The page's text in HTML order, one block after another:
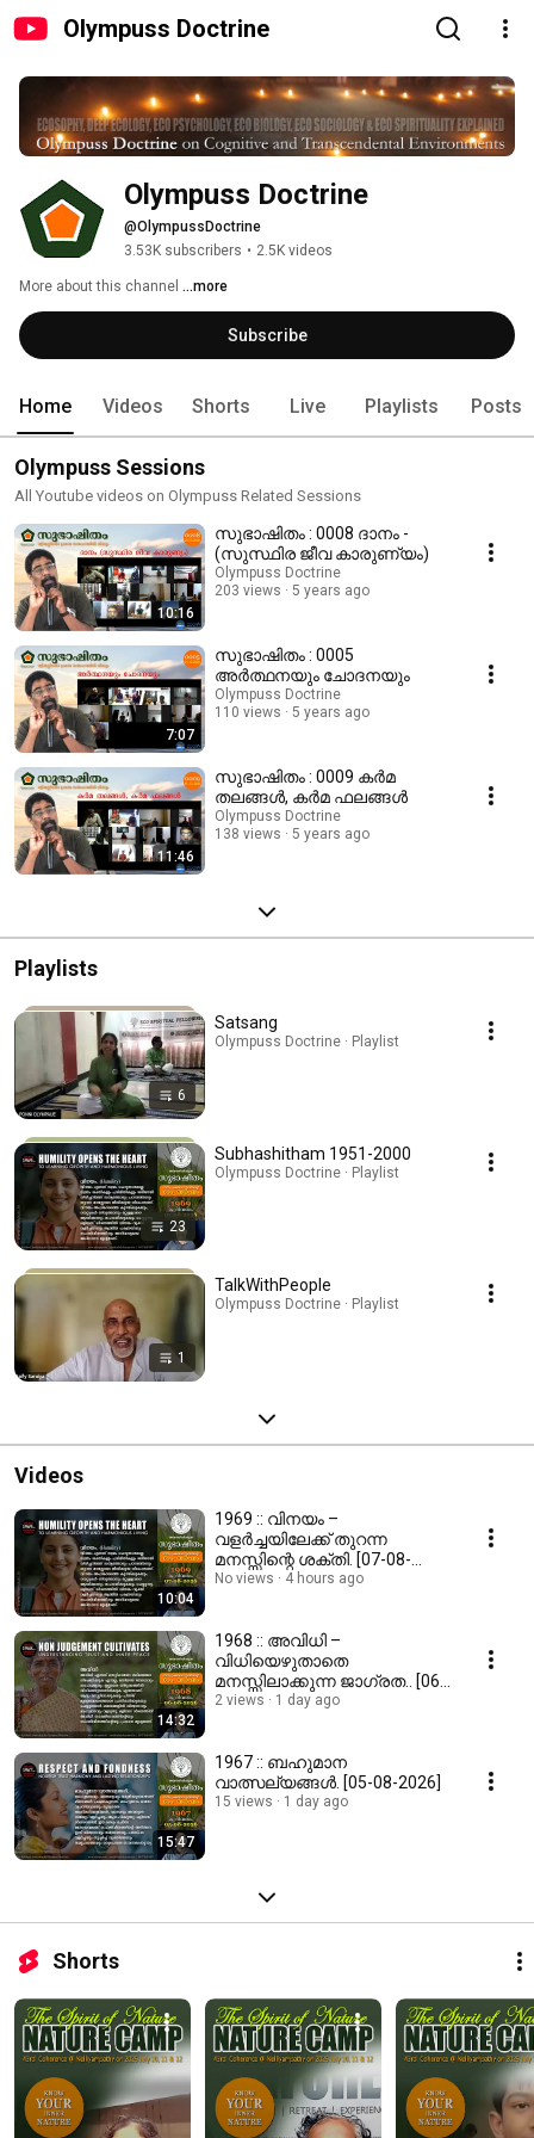
Olympuss Doctrine
Olympuss Doctrine
@OlympussDoctrine
3.53K subscribers • 2.5K videos
More about this channel ...more
Subscribe
Home Videos Shorts Live Playlists Posts
Olympuss Sessions
All Youtube videos on Olympuss Related Sessions
10:16
സുഭാഷിതം : 0008 ദാനം -
(സുസ്ഥിര ജീവ കാരുണ്യം)
Olympuss Doctrine
203 views
5 years ago
7:07
സുഭാഷിതം : 0005
അര്‍ത്ഥനയും ചോദനയും
Olympuss Doctrine
110 views
5 years ago
11:46
സുഭാഷിതം : 0009 കര്‍മ
തലങ്ങള്‍, കര്‍മ ഫലങ്ങള്‍
Olympuss Doctrine
138 views
5 years ago
Playlists
6
Satsang
Olympuss Doctrine · Playlist
23
Subhashitham 1951-2000
Olympuss Doctrine · Playlist
1
TalkWithPeople
Olympuss Doctrine · Playlist
Videos
10:04
1969 :: വിനയം –
വളർച്ചയിലേക്ക് തുറന്ന
മനസ്സിന്റെ ശക്തി. [07-08-
2026]
No views 4 hours ago
14:32
1968 :: അവിധി –
വിധിയെഴുതാതെ
മനസ്സിലാക്കുന്ന ജാഗ്രത.. [06-
08-2026]
2 views 1 day ago
15:47
1967 :: ബഹുമാന
വാത്സല്യങ്ങൾ. [05-08-2026]
15 views 1 day ago
Shorts